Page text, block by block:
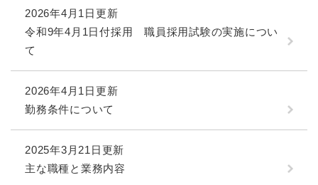
2026年4月1日更新
令和9年4月1日付採用 職員採用試験の実施につい
て
2026年4月1日更新
勤務条件について
2025年3月21日更新
主な職種と業務内容